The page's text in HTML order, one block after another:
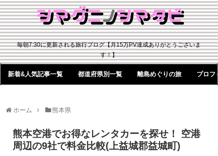
毎朝7:30に更新される旅行ブログ【月15万PV達成ありがとうございま
す！】
新着&人気記事一覧 都道府県別一覧 離島めぐりの旅 プロフ
ホーム 熊本県
熊本空港でお得なレンタカーを探せ！ 空港
周辺の9社で料金比較(上益城郡益城町)